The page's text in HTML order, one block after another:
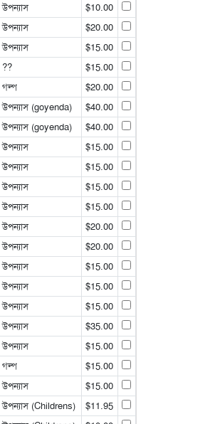
উপন্যাস
$10.00
উপন্যাস
$20.00
উপন্যাস
$15.00
??
$15.00
গল্প
$20.00
উপন্যাস (goyenda)
$40.00
উপন্যাস (goyenda)
$40.00
উপন্যাস
$15.00
উপন্যাস
$15.00
উপন্যাস
$15.00
উপন্যাস
$15.00
উপন্যাস
$20.00
উপন্যাস
$20.00
উপন্যাস
$15.00
উপন্যাস
$15.00
উপন্যাস
$15.00
উপন্যাস
$35.00
উপন্যাস
$15.00
গল্প
$15.00
উপন্যাস
$15.00
উপন্যাস (Childrens)
$11.95